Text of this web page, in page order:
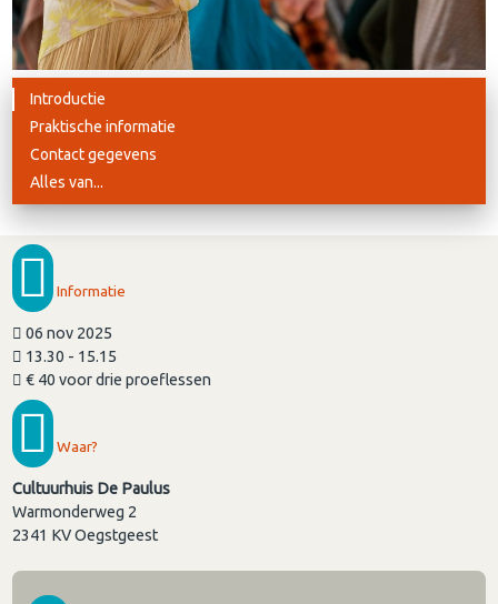
Introductie
Praktische informatie
Contact gegevens
Alles van...
Informatie
06 nov 2025
13.30 - 15.15
€ 40 voor drie proeflessen
Waar?
Cultuurhuis De Paulus
Warmonderweg 2
2341 KVOegstgeest